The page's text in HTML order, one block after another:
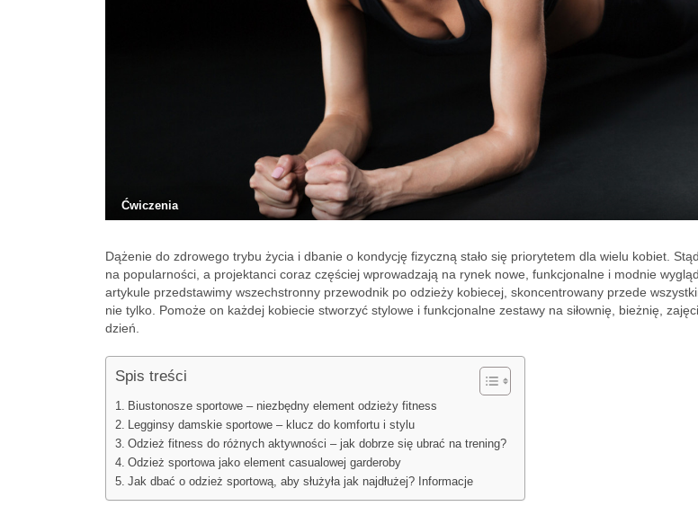
Ćwiczenia
Dążenie do zdrowego trybu życia i dbanie o kondycję fizyczną stało się priorytetem dla wielu kobiet.
na popularności, a projektanci coraz częściej wprowadzają na rynek nowe, funkcjonalne i modnie
artykule przedstawimy wszechstronny przewodnik po odzieży kobiecej, skoncentrowany przede
nie tylko. Pomoże on każdej kobiecie stworzyć stylowe i funkcjonalne zestawy na siłownię, bieżnię,
dzień.
Spis treści
Biustonosze sportowe – niezbędny element odzieży fitness
Legginsy damskie sportowe – klucz do komfortu i stylu
Odzież fitness do różnych aktywności – jak dobrze się ubrać na trening?
Odzież sportowa jako element casualowej garderoby
Jak dbać o odzież sportową, aby służyła jak najdłużej? Informacje